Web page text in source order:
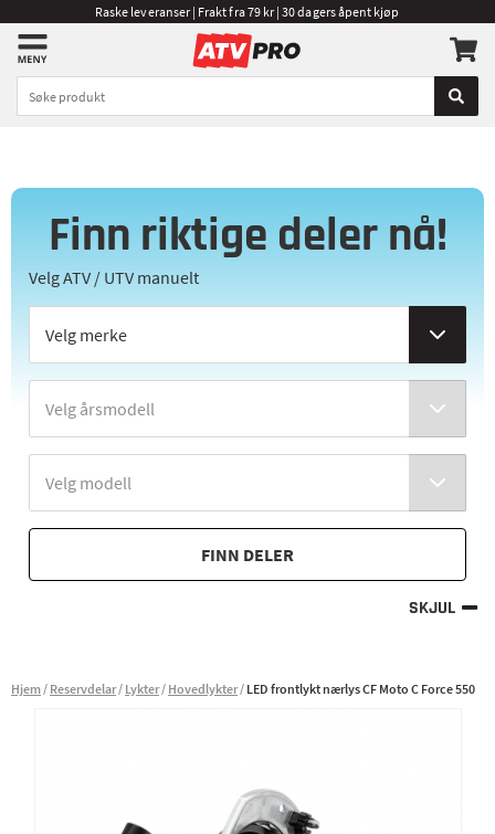
Raske leveranser | Frakt fra 79 kr | 30 dagers åpent kjøp
Finn riktige deler nå!
Velg ATV / UTV manuelt
FINN DELER
SKJUL
Hjem Reservdelar Lykter Hovedlykter LED frontlykt nærlys CF Moto C Force 550